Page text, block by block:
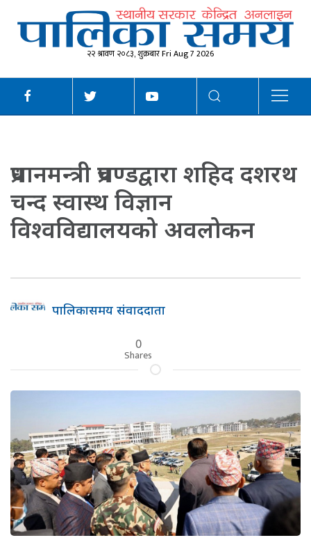
२२ श्रावण २०८३, शुक्रबार Fri Aug 7 2026
प्रधानमन्त्री प्रचण्डद्वारा शहिद दशरथ
चन्द स्वास्थ विज्ञान
विश्वविद्यालयको अवलोकन
पालिकासमय संवाददाता
0
Shares